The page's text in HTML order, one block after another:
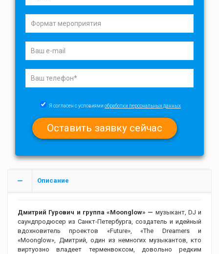
Я согласен с условиями обработки персональных данных
Описание
Дмитрий Гурович и группа «Moonglow» — музыкант, DJ и
саундпродюсер из Санкт-Петербурга, создатель и идейный
вдохновитель проектов «Future», «The Dreamers и
«Moonglow», Дмитрий, один из немногих музыкантов, кто
виртуозно владеет терменвоксом, довольно редким